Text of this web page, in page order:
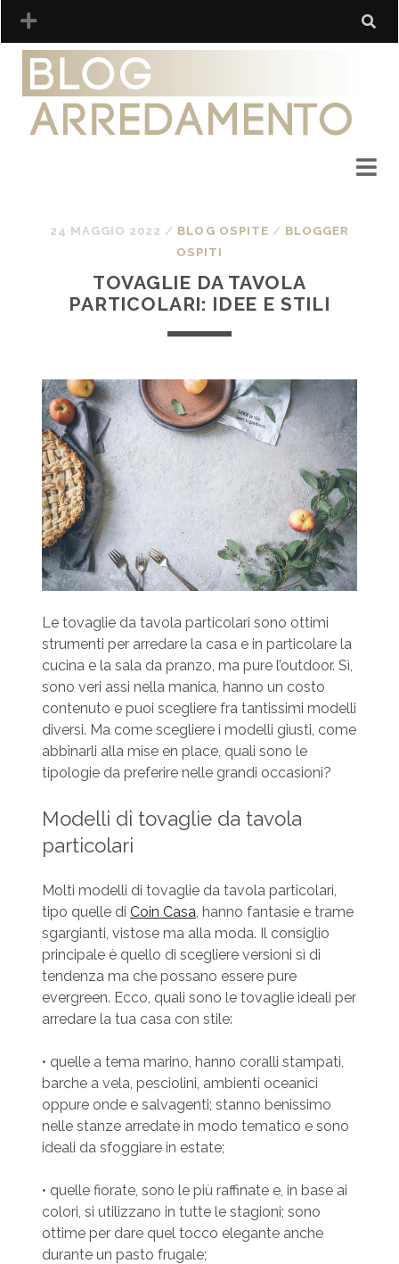
24 MAGGIO 2022 / BLOG OSPITE / BLOGGER
OSPITI
TOVAGLIE DA TAVOLA
PARTICOLARI: IDEE E STILI
Le tovaglie da tavola particolari sono ottimi
strumenti per arredare la casa e in particolare la
cucina e la sala da pranzo, ma pure l’outdoor. Sì,
sono veri assi nella manica, hanno un costo
contenuto e puoi scegliere fra tantissimi modelli
diversi. Ma come scegliere i modelli giusti, come
abbinarli alla mise en place, quali sono le
tipologie da preferire nelle grandi occasioni?
Modelli di tovaglie da tavola
particolari
Molti modelli di tovaglie da tavola particolari,
tipo quelle di Coin Casa , hanno fantasie e trame
sgargianti, vistose ma alla moda. Il consiglio
principale è quello di scegliere versioni sì di
tendenza ma che possano essere pure
evergreen. Ecco, quali sono le tovaglie ideali per
arredare la tua casa con stile:
• quelle a tema marino, hanno coralli stampati,
barche a vela, pesciolini, ambienti oceanici
oppure onde e salvagenti; stanno benissimo
nelle stanze arredate in modo tematico e sono
ideali da sfoggiare in estate;
• quelle fiorate, sono le più raffinate e, in base ai
colori, si utilizzano in tutte le stagioni; sono
ottime per dare quel tocco elegante anche
durante un pasto frugale;